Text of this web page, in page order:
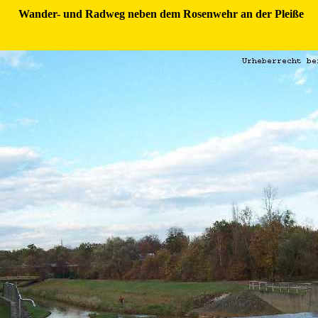
Wander- und Radweg neben dem Rosenwehr an der Pleiße